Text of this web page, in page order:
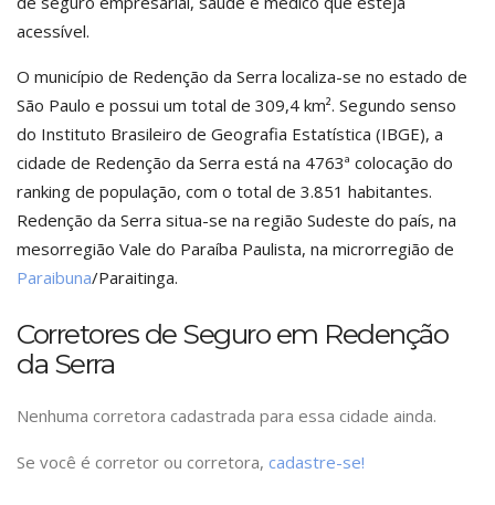
acessível.
O município de Redenção da Serra localiza-se no estado de
São Paulo e possui um total de 309,4 km². Segundo senso
do Instituto Brasileiro de Geografia Estatística (IBGE), a
cidade de Redenção da Serra está na 4763ª colocação do
ranking de população, com o total de 3.851 habitantes.
Redenção da Serra situa-se na região Sudeste do país, na
mesorregião Vale do Paraíba Paulista, na microrregião de
Paraibuna/Paraitinga.
Corretores de Seguro em Redenção
da Serra
Nenhuma corretora cadastrada para essa cidade ainda.
Se você é corretor ou corretora, cadastre-se!